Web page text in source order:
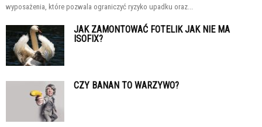
wyposażenia, które pozwala ograniczyć ryzyko upadku oraz...
JAK ZAMONTOWAĆ FOTELIK JAK NIE MA
ISOFIX?
CZY BANAN TO WARZYWO?